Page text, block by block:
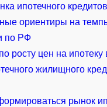
ипотечного
ориентиры на
по РФ
росту цен на
жилищного
рынок